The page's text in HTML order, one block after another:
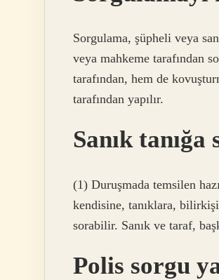
Sorgulama, şüpheli veya
veya mahkeme tarafından
tarafından, hem de
tarafından yapılır.
Sanık
(1) Duruşmada temsilen
kendisine, tanıklara,
sorabilir. Sanık ve taraf,
Polis sorgu